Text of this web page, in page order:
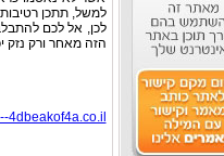
למשל, תתכן
לכן, אל לכם
הזה מאחר ורק נזק
4dbeakof4a.co.il/